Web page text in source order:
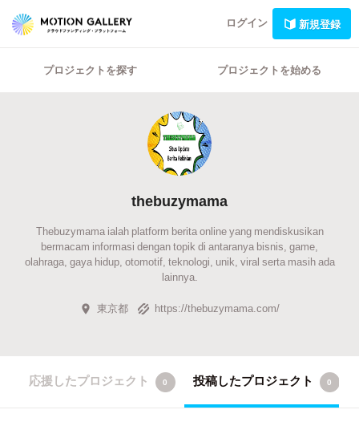
ログイン 新規登録
プロジェクトを探す プロジェクトを始める
thebuzymama
Thebuzymama ialah platform berita online yang mendiskusikan
bermacam informasi dengan topik di antaranya bisnis, game,
olahraga, gaya hidup, otomotif, teknologi, unik, viral serta masih ada
lainnya.
東京都 https://thebuzymama.com/
応援したプロジェクト 0 投稿したプロジェクト 0